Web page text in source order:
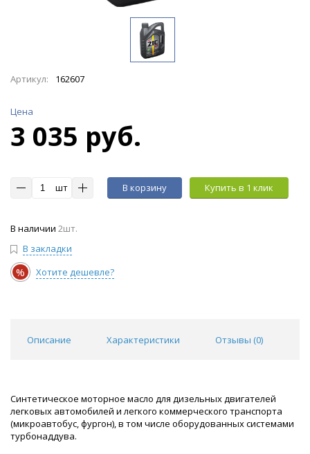
Артикул: 162607
Цена
3 035 руб.
шт В корзину Купить в 1 клик
В наличии 2шт.
В закладки
% Хотите дешевле?
Описание Характеристики Отзывы (0)
Синтетическое моторное масло для дизельных двигателей
легковых автомобилей и легкого коммерческого транспорта
(микроавтобус, фургон), в том числе оборудованных системами
турбонаддува.